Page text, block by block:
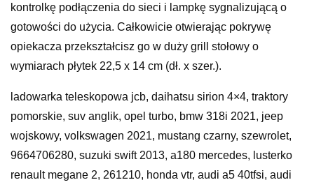
kontrolkę podłączenia do sieci i lampkę sygnalizującą o
gotowości do użycia. Całkowicie otwierając pokrywę
opiekacza przekształcisz go w duży grill stołowy o
wymiarach płytek 22,5 x 14 cm (dł. x szer.).
ladowarka teleskopowa jcb, daihatsu sirion 4×4, traktory
pomorskie, suv anglik, opel turbo, bmw 318i 2021, jeep
wojskowy, volkswagen 2021, mustang czarny, szewrolet,
9664706280, suzuki swift 2013, a180 mercedes, lusterko
renault megane 2, 261210, honda vtr, audi a5 40tfsi, audi